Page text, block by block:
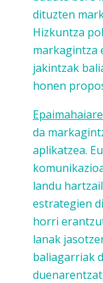
dituzten
Hizkuntza
markagintza
jakintzak
honen
da
aplikatzea.
landu
estrategien
horri
lanak
baliagarriak